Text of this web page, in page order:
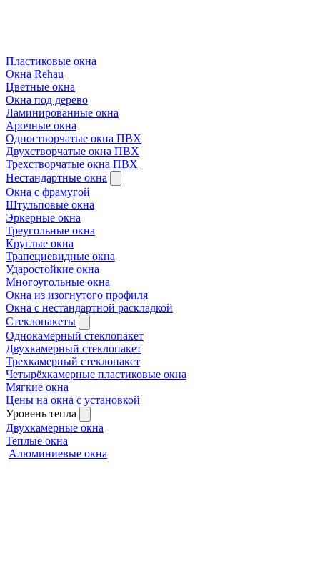
Пластиковые окна
Окна Rehau
Цветные окна
Окна под дерево
Ламинированные окна
Арочные окна
Одностворчатые окна ПВХ
Двухстворчатые окна ПВХ
Трехстворчатые окна ПВХ
Нестандартные окна
Окна с фрамугой
Штульповые окна
Эркерные окна
Треугольные окна
Круглые окна
Трапециевидные окна
Ударостойкие окна
Многоугольные окна
Окна из изогнутого профиля
Окна с нестандартной раскладкой
Стеклопакеты
Однокамерный стеклопакет
Двухкамерный стеклопакет
Трехкамерный стеклопакет
Четырёхкамерные пластиковые окна
Мягкие окна
Цены на окна с установкой
Уровень тепла
Двухкамерные окна
Теплые окна
Алюминиевые окна